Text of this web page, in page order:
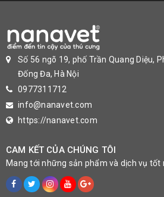
Số 56 ngõ 19, phố Trần Quang Diệu,
Đống Đa, Hà Nội
0977311712
info@nanavet.com
https://nanavet.com
CAM KẾT CỦA CHÚNG TÔI
Mang tới những sản phẩm và dịch vụ